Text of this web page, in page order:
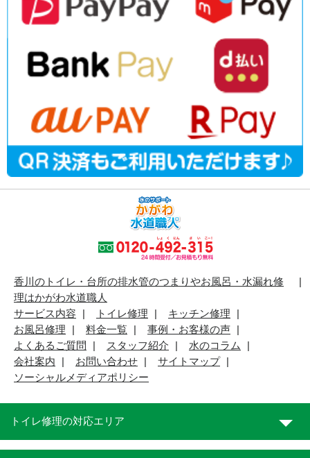
香川のトイレ・台所の排水管のつまりやお風呂・水漏れ修
理はかがわ水道職人
サービス内容
トイレ修理
キッチン修理
お風呂修理
料金一覧
事例・お客様の声
よくあるご質問
スタッフ紹介
水のコラム
会社案内
お問い合わせ
サイトマップ
ソーシャルメディアポリシー
トイレ修理の対応エリア